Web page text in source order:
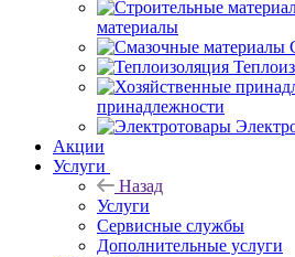
материалы
принадлежности
Акции
Услуги
Назад
Услуги
Сервисные службы
Дополнительные услуги